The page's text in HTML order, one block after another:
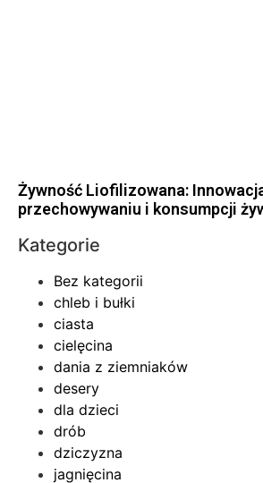
Żywność Liofilizowana:
przechowywaniu i konsumpcji
Kategorie
Bez kategorii
chleb i bułki
ciasta
cielęcina
dania z ziemniaków
desery
dla dzieci
drób
dziczyzna
jagnięcina